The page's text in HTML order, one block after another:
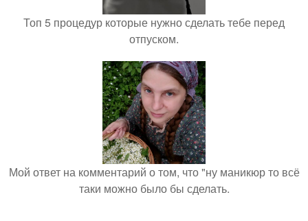
Топ 5 процедур которые нужно сделать тебе перед
отпуском.
Мой ответ на комментарий о том, что "ну маникюр то всё
таки можно было бы сделать.